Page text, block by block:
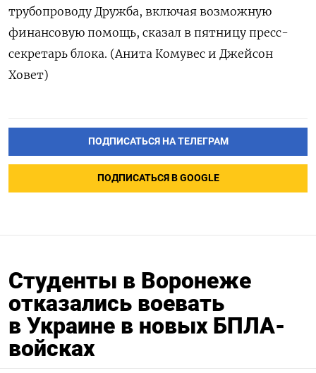
трубопроводу Дружба, включая возможную
финансовую помощь, сказал ‌в пятницу пресс-
секретарь блока. (Анита Комувес и Джейсон
Ховет)
ПОДПИСАТЬСЯ НА ТЕЛЕГРАМ
ПОДПИСАТЬСЯ В GOOGLE
Студенты в Воронеже
отказались воевать
в Украине в новых БПЛА-
войсках